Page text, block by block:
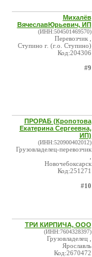
Михалёв
ВячеславЮрьевич, ИП
(ИНН:504501469570)
Перевозчик ,
Ступино г. (г.о. Ступино)
Код:204306
#9
ПРОРАБ (Кропотова
Екатерина Сергеевна,
ИП)
(ИНН:520900402012)
Грузовладелец-перевозчик
Новочебоксарск
Код:251271
#10
ТРИ КИРПИЧА, ООО
(ИНН:7604328397)
Грузовладелец ,
Ярославль
Код:2670472